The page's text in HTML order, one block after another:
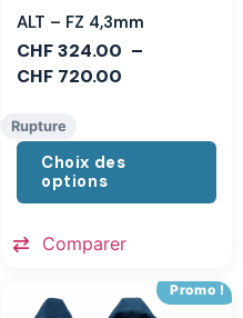
ALT – FZ 4,3mm
CHF324.00 –
CHF 720.00
Rupture
Choix des
options
Comparer
Promo !